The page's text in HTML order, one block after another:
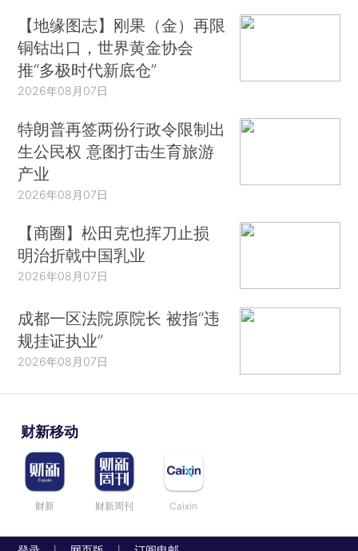
【地缘图志】刚果（金）再限
铜钴出口，世界黄金协会
推“多极时代新底仓”
2026年08月07日
特朗普再签两份行政令限制出
生公民权 意图打击生育旅游
产业
2026年08月07日
【商圈】松田克也挥刀止损
明治折戟中国乳业
2026年08月07日
成都一区法院原院长 被指“违
规挂证执业”
2026年08月07日
财新移动
财新 财新周刊 Caixin